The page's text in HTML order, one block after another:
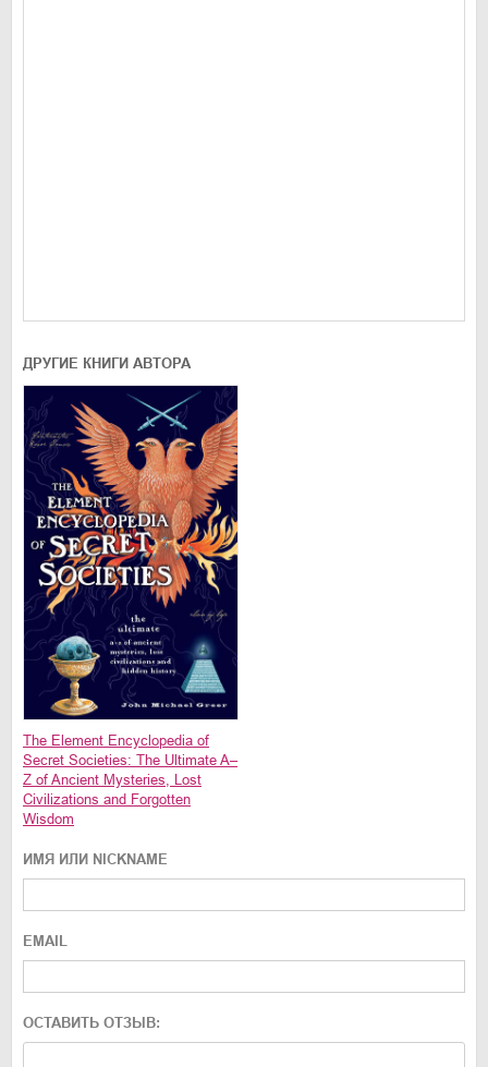
ДРУГИЕ КНИГИ АВТОРА
The Element Encyclopedia of
Secret Societies: The Ultimate A–
Z of Ancient Mysteries, Lost
Civilizations and Forgotten
Wisdom
ИМЯ ИЛИ NICKNAME
EMAIL
ОСТАВИТЬ ОТЗЫВ: